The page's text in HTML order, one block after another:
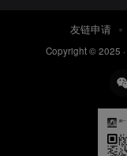
友链申请
Copyright © 2025 ·